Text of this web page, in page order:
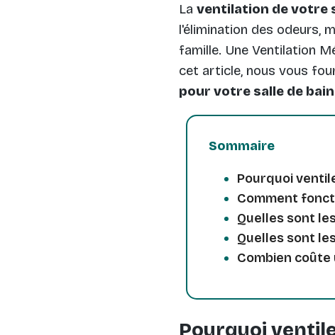
La ventilation de votre
l'élimination des odeurs,
famille. Une Ventilation
cet article, nous vous
pour votre salle de bain
Sommaire
Pourquoi
Comment
Quelles sont
Quelles sont
Combien coûte
Pourquoi